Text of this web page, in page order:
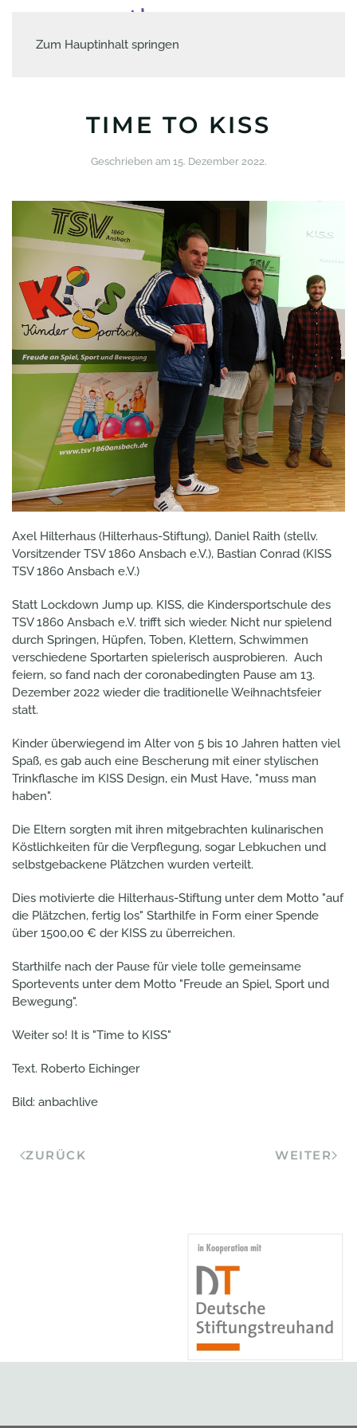
Zum Hauptinhalt springen
TIME TO KISS
Geschrieben am 15. Dezember 2022.
Axel Hilterhaus (Hilterhaus-Stiftung), Daniel Raith (stellv.
Vorsitzender TSV 1860 Ansbach e.V.), Bastian Conrad (KISS
TSV 1860 Ansbach e.V.)
Statt Lockdown Jump up. KISS, die Kindersportschule des
TSV 1860 Ansbach e.V. trifft sich wieder. Nicht nur spielend
durch Springen, Hüpfen, Toben, Klettern, Schwimmen
verschiedene Sportarten spielerisch ausprobieren. Auch
feiern, so fand nach der coronabedingten Pause am 13.
Dezember 2022 wieder die traditionelle Weihnachtsfeier
statt.
Kinder überwiegend im Alter von 5 bis 10 Jahren hatten viel
Spaß, es gab auch eine Bescherung mit einer stylischen
Trinkflasche im KISS Design, ein Must Have, "muss man
haben".
Die Eltern sorgten mit ihren mitgebrachten kulinarischen
Köstlichkeiten für die Verpflegung, sogar Lebkuchen und
selbstgebackene Plätzchen wurden verteilt.
Dies motivierte die Hilterhaus-Stiftung unter dem Motto "auf
die Plätzchen, fertig los" Starthilfe in Form einer Spende
über 1500,00 € der KISS zu überreichen.
Starthilfe nach der Pause für viele tolle gemeinsame
Sportevents unter dem Motto "Freude an Spiel, Sport und
Bewegung".
Weiter so! It is "Time to KISS"
Text. Roberto Eichinger
Bild: anbachlive
ZURÜCK WEITER